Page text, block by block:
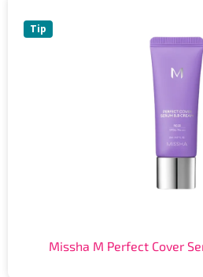
Tip
Missha M Perfect Cover